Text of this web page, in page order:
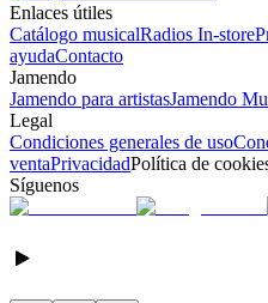
Enlaces útiles
Catálogo musicalRadios In-store
ayudaContacto
Jamendo
Jamendo para artistasJamendo
Legal
Condiciones generales de uso
ventaPrivacidadPolítica de
Síguenos